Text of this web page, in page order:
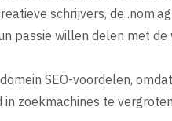
schrijvers, de
passie willen delen met de
SEO-voordelen,
zoekmachines te